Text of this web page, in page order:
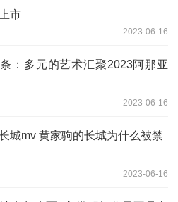
市
2023-06-16
：多元的艺术汇聚2023阿那亚
2023-06-16
城mv 黄家驹的长城为什么被禁
2023-06-16